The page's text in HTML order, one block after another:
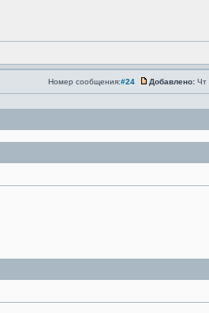
Номер сообщения:#24 Добавлено: Чт